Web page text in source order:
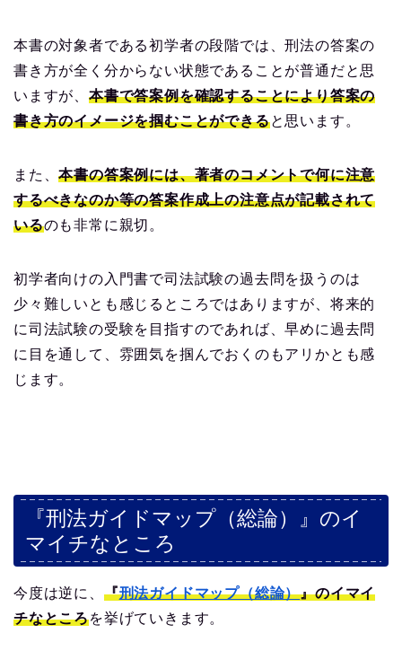
本書の対象者である初学者の段階では、刑法の答案の
書き方が全く分からない状態であることが普通だと思
いますが、 本書で答案例を確認することにより答案の
書き方のイメージを掴むことができると思います。
また、本書の答案例には、著者のコメントで何に注意
するべきなのか等の答案作成上の注意点が記載されて
いるのも非常に親切。
初学者向けの入門書で司法試験の過去問を扱うのは
少々難しいとも感じるところではありますが、将来的
に司法試験の受験を目指すのであれば、早めに過去問
に目を通して、雰囲気を掴んでおくのもアリかとも感
じます。
『刑法ガイドマップ（総論）』のイ
マイチなところ
今度は逆に、 『刑法ガイドマップ（総論）』のイマイ
チなところを挙げていきます。